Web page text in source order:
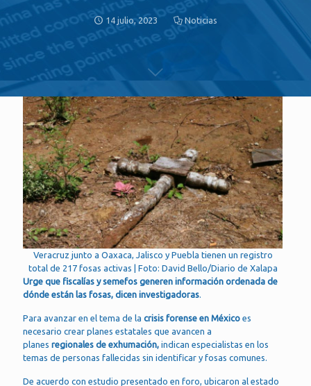
14 julio, 2023 Noticias
Veracruz junto a Oaxaca, Jalisco y Puebla tienen un registro
total de 217 fosas activas | Foto: David Bello/Diario de Xalapa
Urge que fiscalías y semefos generen información ordenada de
dónde están las fosas, dicen investigadoras.
Para avanzar en el tema de la crisis forense en México es
necesario crear planes estatales que avancen a
planes regionales de exhumación, indican especialistas en los
temas de personas fallecidas sin identificar y fosas comunes.
De acuerdo con estudio presentado en foro, ubicaron al estado